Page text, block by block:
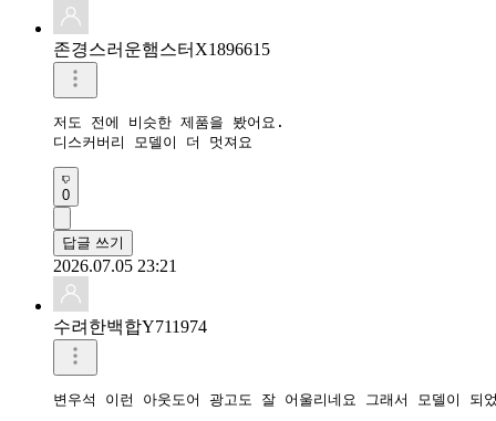
존경스러운햄스터X1896615
저도 전에 비슷한 제품을 봤어요.
디스커버리 모델이 더 멋져요
0
답글 쓰기
2026.07.05 23:21
수려한백합Y711974
변우석 이런 아웃도어 광고도 잘 어울리네요 그래서 모델이 되